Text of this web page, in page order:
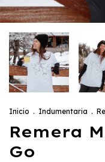
Inicio . Indumentaria .
Remera
Go